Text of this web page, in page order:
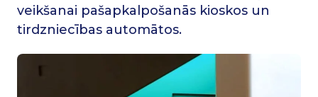
veikšanai pašapkalpošanās kioskos un
tirdzniecības automātos.